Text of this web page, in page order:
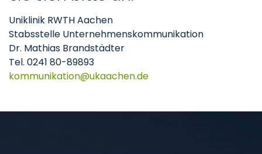
Uniklinik RWTH Aachen
Stabsstelle Unternehmenskommunikation
Dr. Mathias Brandstädter
Tel. 0241 80-89893
kommunikation
ukaachende